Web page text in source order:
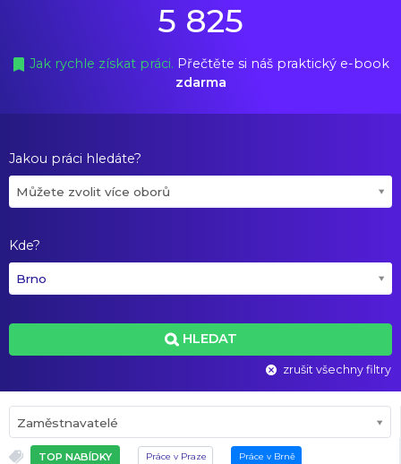
5 825
Jak rychle získat práci. Přečtěte si náš praktický e-book
zdarma
Jakou práci hledáte?
Můžete zvolit více oborů
Kde?
Brno
HLEDAT
zrušit všechny filtry
Zaměstnavatelé
TOP NABÍDKY Práce v Praze Práce v Brně